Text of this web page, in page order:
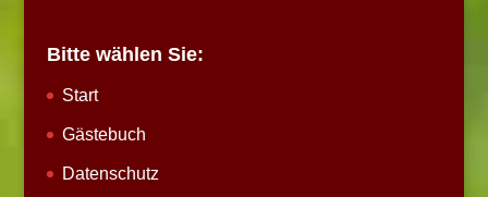
Bitte wählen Sie:
Start
Gästebuch
Datenschutz